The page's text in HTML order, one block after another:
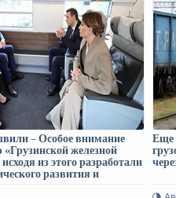
– Особое внимание
железной
из этого разработали
развития и
Еще